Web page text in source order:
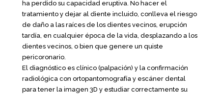
ha perdido su capacidad eruptiva. No hacer el
tratamiento y dejar al diente incluido, conlleva el riesgo
de daño a las raíces de los dientes vecinos, erupción
tardía, en cualquier época de la vida, desplazando a los
dientes vecinos, o bien que genere un quiste
pericoronario.
El diagnóstico es clínico (palpación) y la confirmación
radiológica con ortopantomografía y escáner dental
para tener la imagen 3D y estudiar correctamente su